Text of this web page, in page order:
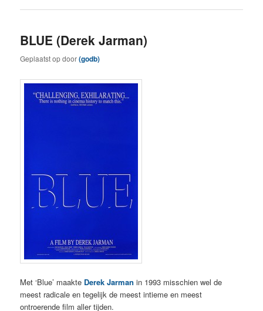
BLUE (Derek Jarman)
Geplaatst opdoor(godb)
Met ‘Blue’ maakte Derek Jarman in 1993 misschien wel de
meest radicale en tegelijk de meest intieme en meest
ontroerende film aller tijden.